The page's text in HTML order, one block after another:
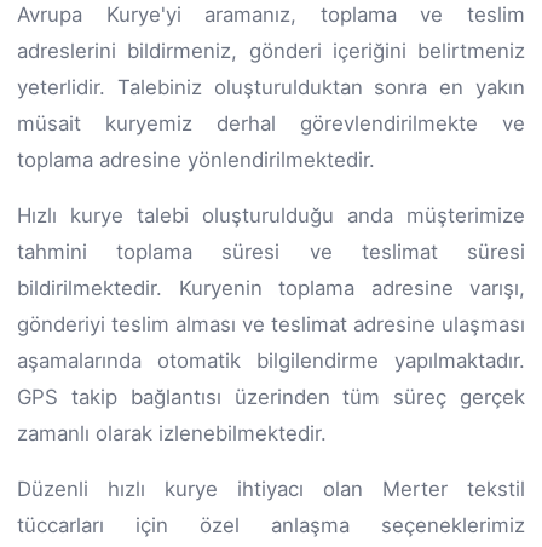
Avrupa Kurye'yi aramanız, toplama ve teslim
adreslerini bildirmeniz, gönderi içeriğini belirtmeniz
yeterlidir. Talebiniz oluşturulduktan sonra en yakın
müsait kuryemiz derhal görevlendirilmekte ve
toplama adresine yönlendirilmektedir.
Hızlı kurye talebi oluşturulduğu anda müşterimize
tahmini toplama süresi ve teslimat süresi
bildirilmektedir. Kuryenin toplama adresine varışı,
gönderiyi teslim alması ve teslimat adresine ulaşması
aşamalarında otomatik bilgilendirme yapılmaktadır.
GPS takip bağlantısı üzerinden tüm süreç gerçek
zamanlı olarak izlenebilmektedir.
Düzenli hızlı kurye ihtiyacı olan Merter tekstil
tüccarları için özel anlaşma seçeneklerimiz